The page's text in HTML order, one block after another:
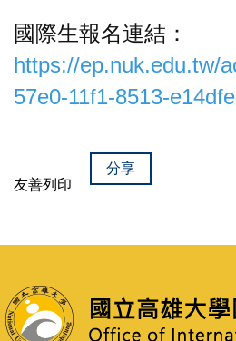
國際生報名連結：
https://ep.nuk.edu.tw/
57e0-11f1-8513-
友善列印
分享